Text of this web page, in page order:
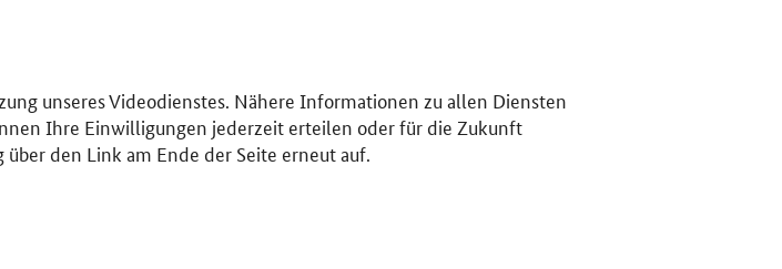
unseres Videodienstes. Nähere Informationen zu allen Diensten
Ihre Einwilligungen jederzeit erteilen oder für die Zukunft
den Link am Ende der Seite erneut auf.